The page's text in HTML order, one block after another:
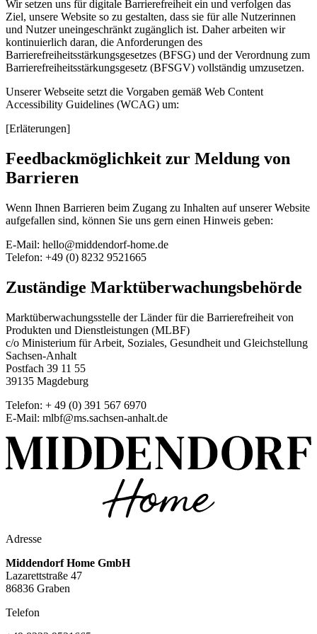
Wir setzen uns für digitale Barrierefreiheit ein und verfolgen das
Ziel, unsere Website so zu gestalten, dass sie für alle Nutzerinnen
und Nutzer uneingeschränkt zugänglich ist. Daher arbeiten wir
kontinuierlich daran, die Anforderungen des
Barrierefreiheitsstärkungsgesetzes (BFSG) und der Verordnung zum
Barrierefreiheitsstärkungsgesetz (BFSGV) vollständig umzusetzen.
Unserer Webseite setzt die Vorgaben gemäß Web Content
Accessibility Guidelines (WCAG) um:
[Erläterungen]
Feedbackmöglichkeit zur Meldung von
Barrieren
Wenn Ihnen Barrieren beim Zugang zu Inhalten auf unserer Website
aufgefallen sind, können Sie uns gern einen Hinweis geben:
E-Mail: hello@middendorf-home.de
Telefon: +49 (0) 8232 9521665
Zuständige Marktüberwachungsbehörde
Marktüberwachungsstelle der Länder für die Barrierefreiheit von
Produkten und Dienstleistungen (MLBF)
c/o Ministerium für Arbeit, Soziales, Gesundheit und Gleichstellung
Sachsen-Anhalt
Postfach 39 11 55
39135 Magdeburg
Telefon: + 49 (0) 391 567 6970
E-Mail: mlbf@ms.sachsen-anhalt.de
Adresse
Middendorf Home GmbH
Lazarettstraße 47
86836 Graben
Telefon